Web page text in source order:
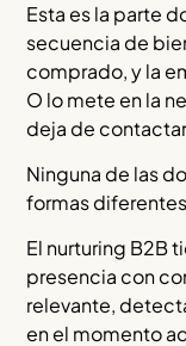
Esta es la parte
secuencia de
comprado, y la
O lo mete en la
deja de
Ninguna de las
formas
El nurturing B2B
presencia con
relevante,
en el momento